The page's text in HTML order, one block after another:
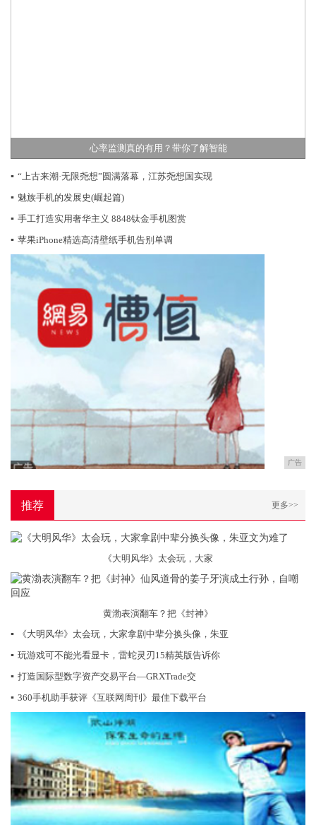
心率监测真的有用？带你了解智能
▪ “上古来潮·无限尧想”圆满落幕，江苏尧想国实现
▪ 魅族手机的发展史(崛起篇)
▪ 手工打造实用奢华主义 8848钛金手机图赏
▪ 苹果iPhone精选高清壁纸手机告别单调
广告
推荐 更多>>
《大明风华》太会玩，大家
黄渤表演翻车？把《封神》
▪
《大明风华》太会玩，大家拿剧中辈分换头像，朱亚
▪ 玩游戏可不能光看显卡，雷蛇灵刃15精英版告诉你
▪ 打造国际型数字资产交易平台—GRXTrade交
▪ 360手机助手获评《互联网周刊》最佳下载平台